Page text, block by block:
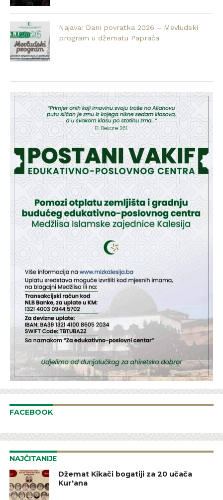
Najava: Dani povratka 2026 – Mevludski
program u džematu Papraća
FACEBOOK
NAJČITANIJE
Džemat Kikači bogatiji za 20 učača
Kur'ana